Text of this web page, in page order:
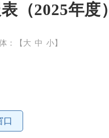
（2025年度）
：【 大 中 小】
口